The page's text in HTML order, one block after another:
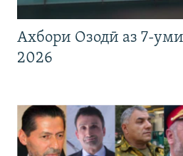
Ахбори Озодӣ аз 7-
2026